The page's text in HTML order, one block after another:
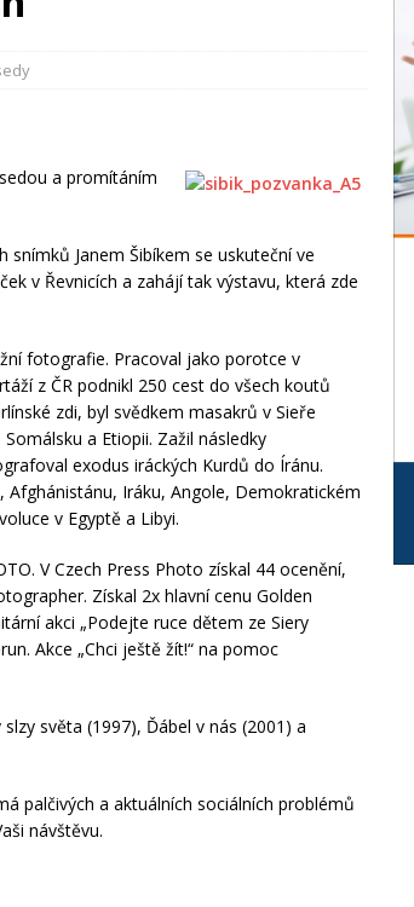
a promítáním
Janem Šibíkem se uskuteční ve
v Řevnicích a zahájí tak výstavu, která zde
fotografie. Pracoval jako porotce v
z ČR podnikl 250 cest do všech koutů
zdi, byl svědkem masakrů v Sieře
a Etiopii. Zažil následky
exodus iráckých Kurdů do Íránu.
Afghánistánu, Iráku, Angole, Demokratickém
v Egyptě a Libyi.
V Czech Press Photo získal 44 ocenění,
Získal 2x hlavní cenu Golden
akci „Podejte ruce dětem ze Siery
Akce „Chci ještě žít!“ na pomoc
světa (1997), Ďábel v nás (2001) a
palčivých a aktuálních sociálních problémů
návštěvu.